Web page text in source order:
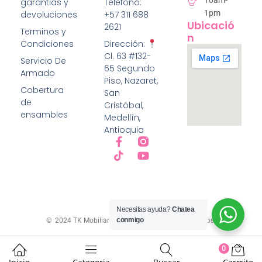
5
garantias y
devoluciones
Terminos y
Condiciones
Servicio De
Armado
Cobertura
de
ensambles
Telefono:
+57 311 688
2621
Dirección:
Cl. 63 #132-
65 Segundo
Piso, Nazaret,
San
Cristóbal,
Medellín,
Antioquia
1pm
Ubicació
N
© 2024 TK Mobiliario Todos los derechos reservados.
Necesitas ayuda?Chatea
conmigo
0